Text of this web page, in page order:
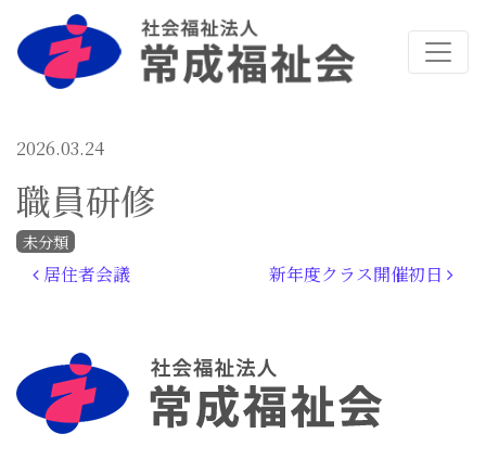
2026.03.24
職員研修
未分類
投稿ナビゲーション
居住者会議 新年度クラス開催初日